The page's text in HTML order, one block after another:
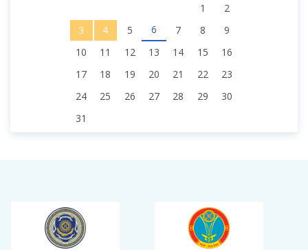
1
2
3
4 5 6 7 8
9
10
11 12 13 14 15
16
17
18 19 20 21 22
23
24
25 26 27 28 29
30
31